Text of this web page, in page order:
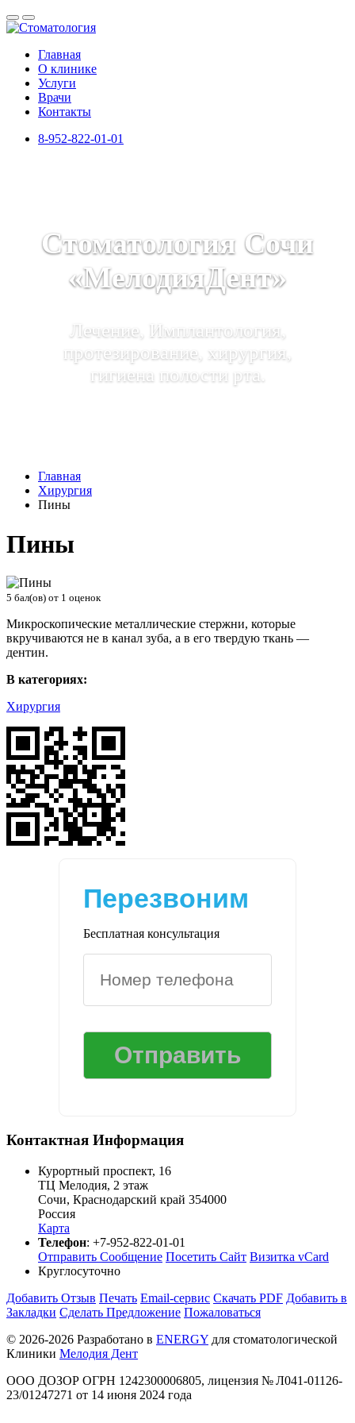
Главная
О клинике
Услуги
Врачи
Контакты
8-952-822-01-01
Стоматология Сочи
«МелодияДент»
Лечение, Имплантология,
протезирование, хирургия,
гигиена полости рта.
Главная
Хирургия
Пины
Пины
5 бал(ов) от 1 оценок
Микроскопические металлические стержни, которые
вкручиваются не в канал зуба, а в его твердую ткань —
дентин.
В категориях:
Хирургия
Перезвоним
Бесплатная консультация
Контактная Информация
Курортный проспект, 16
ТЦ Мелодия, 2 этаж
Сочи, Краснодарский край 354000
Россия
Карта
Телефон: +7-952-822-01-01
Отправить Сообщение Посетить Сайт Визитка vCard
Круглосуточно
Добавить Отзыв Печать Email-сервис Скачать PDF Добавить в
Закладки Сделать Предложение Пожаловаться
© 2026-2026 Разработано в ENERGY для стоматологической
Клиники Мелодия Дент
ООО ДОЗОР ОГРН 1242300006805, лицензия № Л041-01126-
23/01247271 от 14 июня 2024 года